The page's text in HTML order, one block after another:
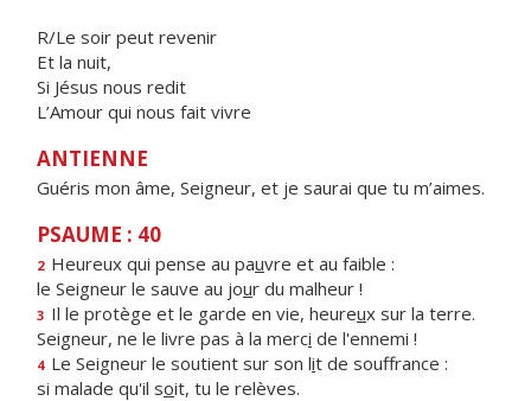
R/Le soir peut revenir
Et la nuit,
Si Jésus nous redit
L’Amour qui nous fait vivre
ANTIENNE
Guéris mon âme, Seigneur, et je saurai que tu m’aimes.
PSAUME : 40
2 Heureux qui pense au pauvre et au faible :
le Seigneur le sauve au jour du malheur !
3 Il le protège et le garde en vie, heureux sur la terre.
Seigneur, ne le livre pas à la merci de l'ennemi !
4 Le Seigneur le soutient sur son lit de souffrance :
si malade qu'il soit, tu le relèves.